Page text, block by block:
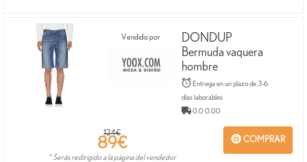
Vendido por
DONDUP
Bermuda vaquera
hombre
Entrega en un plazo de 3-6
días laborables
0.0 0.00
COMPRAR
124€
89€
* Serás redirigido a la página del vendedor